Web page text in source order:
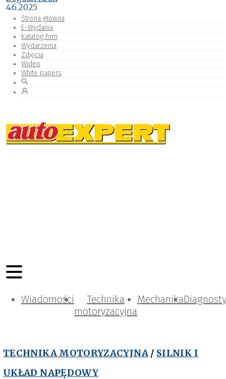
Strona główna
E-Wydania
Katalog firm
Wydarzenia
Zdjęcia
Wideo
White papers
Wiadomości
Technika
motoryzacyjna
Mechanika
TECHNIKA MOTORYZACYJNA / SILNIK I
UKŁAD NAPĘDOWY
4.6.2025